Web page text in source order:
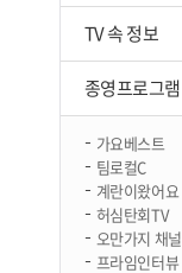
TV 속 정보
종영프로그램
가요베스트
팀로컬C
계란이왔어요
허심탄회TV
오만가지 채널
프라임인터뷰